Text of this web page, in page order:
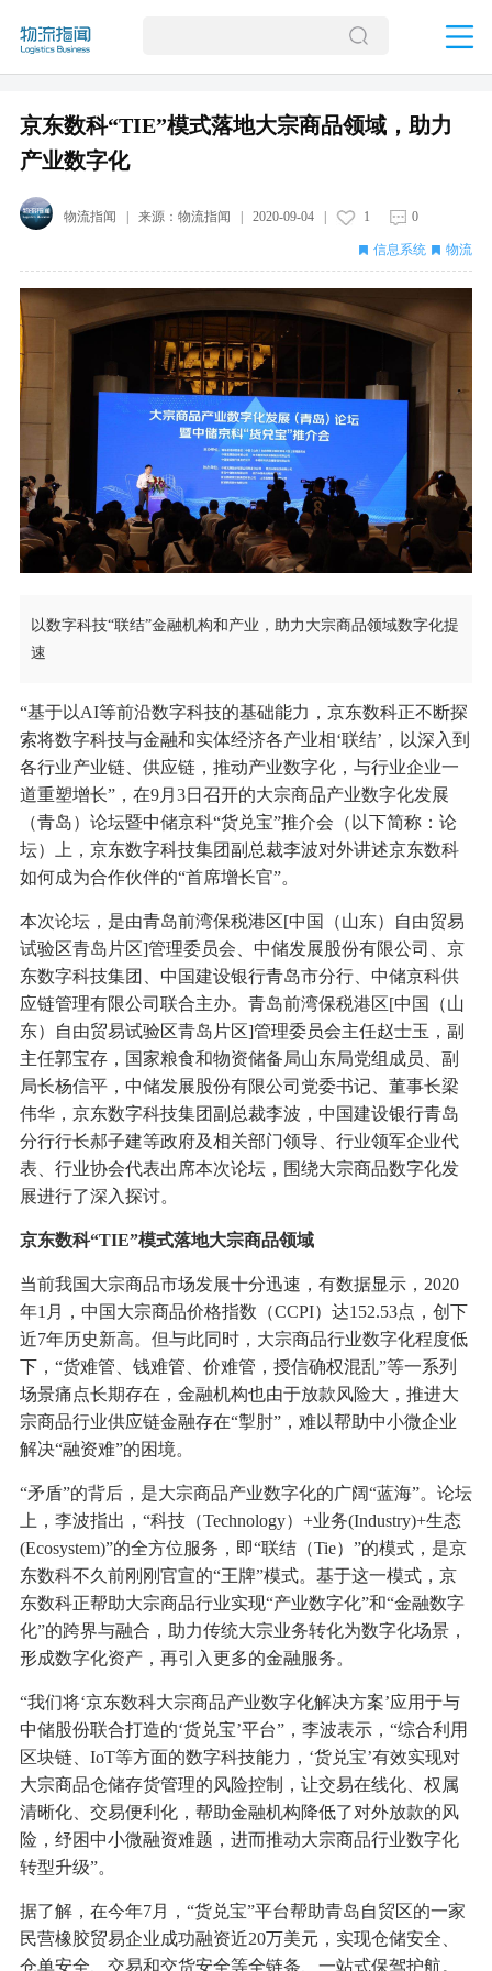
京东数科“TIE”模式落地大宗商品领域，助力
产业数字化
物流指闻 | 来源： 物流指闻 2020-09-04| 1 0
信息系统 物流
以数字科技“联结”金融机构和产业，助力大宗商品领域数字化提
速
“基于以AI等前沿数字科技的基础能力，京东数科正不断探
索将数字科技与金融和实体经济各产业相‘联结’，以深入到
各行业产业链、供应链，推动产业数字化，与行业企业一
道重塑增长”，在9月3日召开的大宗商品产业数字化发展
（青岛）论坛暨中储京科“货兑宝”推介会（以下简称：论
坛）上，京东数字科技集团副总裁李波对外讲述京东数科
如何成为合作伙伴的“首席增长官”。
本次论坛，是由青岛前湾保税港区[中国（山东）自由贸易
试验区青岛片区]管理委员会、中储发展股份有限公司、京
东数字科技集团、中国建设银行青岛市分行、中储京科供
应链管理有限公司联合主办。青岛前湾保税港区[中国（山
东）自由贸易试验区青岛片区]管理委员会主任赵士玉，副
主任郭宝存，国家粮食和物资储备局山东局党组成员、副
局长杨信平，中储发展股份有限公司党委书记、董事长梁
伟华，京东数字科技集团副总裁李波，中国建设银行青岛
分行行长郝子建等政府及相关部门领导、行业领军企业代
表、行业协会代表出席本次论坛，围绕大宗商品数字化发
展进行了深入探讨。
京东数科“TIE”模式落地大宗商品领域
当前我国大宗商品市场发展十分迅速，有数据显示，2020
年1月，中国大宗商品价格指数（CCPI）达152.53点，创下
近7年历史新高。但与此同时，大宗商品行业数字化程度低
下，“货难管、钱难管、价难管，授信确权混乱”等一系列
场景痛点长期存在，金融机构也由于放款风险大，推进大
宗商品行业供应链金融存在“掣肘”，难以帮助中小微企业
解决“融资难”的困境。
“矛盾”的背后，是大宗商品产业数字化的广阔“蓝海”。论坛
上，李波指出，“科技（Technology）+业务(Industry)+生态
(Ecosystem)”的全方位服务，即“联结（Tie）”的模式，是京
东数科不久前刚刚官宣的“王牌”模式。基于这一模式，京
东数科正帮助大宗商品行业实现“产业数字化”和“金融数字
化”的跨界与融合，助力传统大宗业务转化为数字化场景，
形成数字化资产，再引入更多的金融服务。
“我们将‘京东数科大宗商品产业数字化解决方案’应用于与
中储股份联合打造的‘货兑宝’平台”，李波表示，“综合利用
区块链、IoT等方面的数字科技能力，‘货兑宝’有效实现对
大宗商品仓储存货管理的风险控制，让交易在线化、权属
清晰化、交易便利化，帮助金融机构降低了对外放款的风
险，纾困中小微融资难题，进而推动大宗商品行业数字化
转型升级”。
据了解，在今年7月，“货兑宝”平台帮助青岛自贸区的一家
民营橡胶贸易企业成功融资近20万美元，实现仓储安全、
仓单安全、交易和交货安全等全链条、一站式保驾护航。